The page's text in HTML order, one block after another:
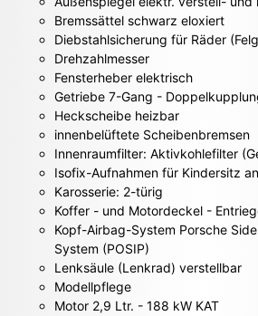
Bremssättel schwarz eloxiert
Diebstahlsicherung für Räder
Drehzahlmesser
Fensterheber elektrisch
Getriebe 7-Gang -
Heckscheibe heizbar
innenbelüftete Scheibenbremsen
Innenraumfilter: Aktivkohlefilter
Isofix-Aufnahmen für Kindersitz
Karosserie: 2-türig
Koffer - und Motordeckel -
Kopf-Airbag-System Porsche
System (POSIP)
Lenksäule (Lenkrad) verstellbar
Modellpflege
Motor 2,9 Ltr. - 188 kW KAT